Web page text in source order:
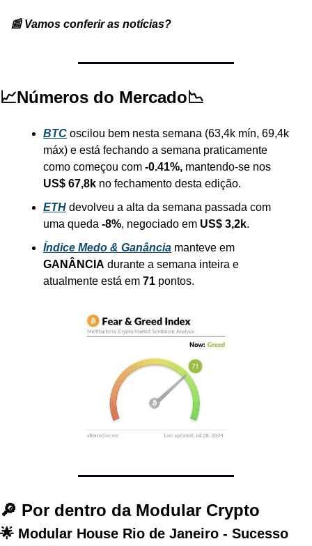
📰 Vamos conferir as notícias?
📈Números do Mercado📉
BTC oscilou bem nesta semana (63,4k mín, 69,4k
máx) e está fechando a semana praticamente
como começou com -0.41%,
US$ 67,8k no fechamento desta edição.
ETH devolveu a alta da semana passada com
uma queda -8%, negociado em US$ 3,2k.
Índice Medo & Ganância
GANÂNCIA durante a semana inteira e
atualmente está em 71 pontos.
🔎 Por dentro da Modular Crypto
🌟 Modular House Rio de Janeiro - Sucesso